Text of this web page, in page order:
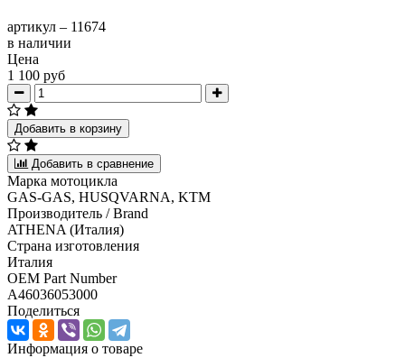
артикул – 11674
в наличии
Цена
1 100 руб
Добавить в корзину
Добавить в сравнение
Марка мотоцикла
GAS-GAS, HUSQVARNA, KTM
Производитель / Brand
ATHENA (Италия)
Страна изготовления
Италия
OEM Part Number
A46036053000
Поделиться
Информация о товаре